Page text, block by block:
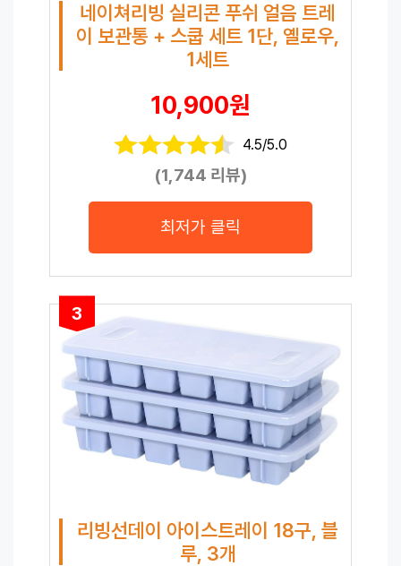
네이쳐리빙 실리콘 푸쉬 얼음 트레
이 보관통 + 스쿱 세트 1단, 옐로우,
1세트
10,900원
4.5/5.0
(1,744 리뷰)
최저가 클릭
3
리빙선데이 아이스트레이 18구, 블
루, 3개